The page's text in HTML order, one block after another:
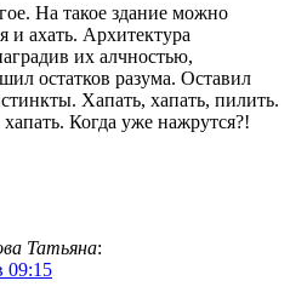
На такое здание можно
и ахать. Архитектура
их алчностью,
остатков разума. Оставил
Хапать, хапать, пилить.
Когда уже нажрутся?!
Татьяна:
09:15